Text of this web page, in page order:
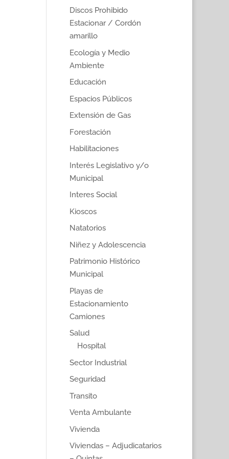
Discos Prohibido
Estacionar / Cordón
amarillo
Ecología y Medio
Ambiente
Educación
Espacios Públicos
Extensión de Gas
Forestación
Habilitaciones
Interés Legislativo y/o
Municipal
Interes Social
Kioscos
Natatorios
Niñez y Adolescencia
Patrimonio Histórico
Municipal
Playas de
Estacionamiento
Camiones
Salud
Hospital
Sector Industrial
Seguridad
Transito
Venta Ambulante
Vivienda
Viviendas – Adjudicatarios